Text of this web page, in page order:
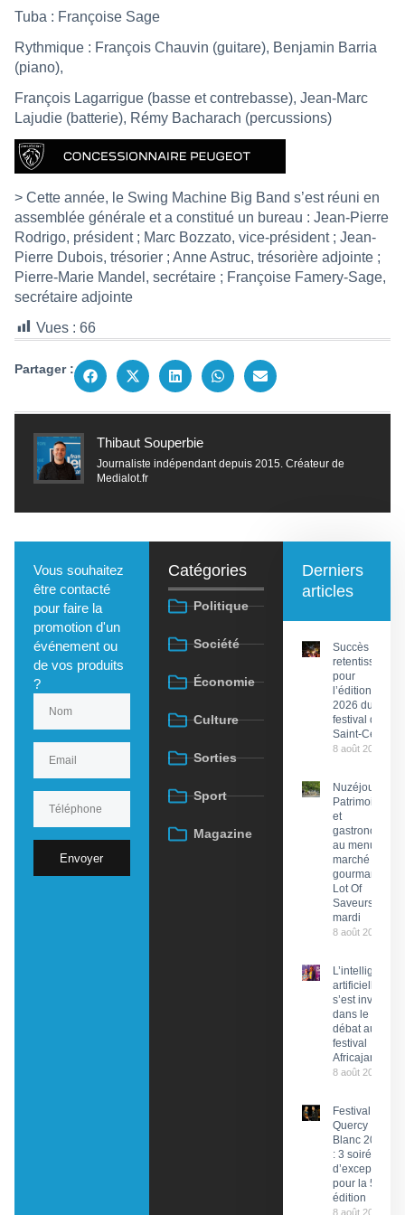
Tuba : Françoise Sage
Rythmique : François Chauvin (guitare), Benjamin Barria
(piano),
François Lagarrigue (basse et contrebasse), Jean-Marc
Lajudie (batterie), Rémy Bacharach (percussions)
> Cette année, le Swing Machine Big Band s’est réuni en
assemblée générale et a constitué un bureau : Jean-Pierre
Rodrigo, président ; Marc Bozzato, vice-président ; Jean-
Pierre Dubois, trésorier ; Anne Astruc, trésorière adjointe ;
Pierre-Marie Mandel, secrétaire ; Françoise Famery-Sage,
secrétaire adjointe
Vues : 66
Partager :
Thibaut Souperbie
Journaliste indépendant depuis 2015. Créateur de
Medialot.fr
Vous souhaitez
être contacté
pour faire la
promotion d'un
événement ou
de vos produits
?
Envoyer
Catégories
Politique
Société
Économie
Culture
Sorties
Sport
Magazine
Derniers
articles
Succès
retentissant
pour
l’édition
2026 du
festival de
Saint-Céré
8 août 2026
Nuzéjouls :
Patrimoine
et
gastronomie
au menu du
marché
gourmand
Lot Of
Saveurs ce
mardi
8 août 2026
L’intelligence
artificielle
s’est invitée
dans le
débat au
festival
Africajarc
8 août 2026
Festival du
Quercy
Blanc 2026
: 3 soirées
d’exception
pour la 58e
édition
8 août 2026